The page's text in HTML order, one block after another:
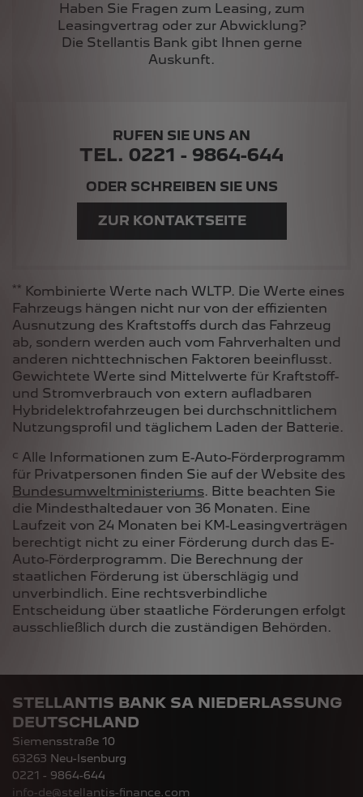
Haben Sie Fragen zum Leasing, zum
Leasingvertrag oder zur Abwicklung?
Die Stellantis Bank gibt Ihnen gerne
Auskunft.
RUFEN SIE UNS AN
TEL. 0221 - 9864-644
ODER SCHREIBEN SIE UNS
ZUR KONTAKTSEITE
** Kombinierte Werte nach WLTP. Die Werte eines
Fahrzeugs hängen nicht nur von der effizienten
Ausnutzung des Kraftstoffs durch das Fahrzeug
ab, sondern werden auch vom Fahrverhalten und
anderen nichttechnischen Faktoren beeinflusst.
Gewichtete Werte sind Mittelwerte für Kraftstoff-
und Stromverbrauch von extern aufladbaren
Hybridelektrofahrzeugen bei durchschnittlichem
Nutzungsprofil und täglichem Laden der Batterie.
c Alle Informationen zum E-Auto-Förderprogramm
für Privatpersonen finden Sie auf der Website des
Bundesumweltministeriums. Bitte beachten Sie
die Mindesthaltedauer von 36 Monaten. Eine
Laufzeit von 24 Monaten bei KM-Leasingverträgen
berechtigt nicht zu einer Förderung durch das E-
Auto-Förderprogramm. Die Berechnung der
staatlichen Förderung ist überschlägig und
unverbindlich. Eine rechtsverbindliche
Entscheidung über staatliche Förderungen erfolgt
ausschließlich durch die zuständigen Behörden.
STELLANTIS BANK SA NIEDERLASSUNG
DEUTSCHLAND
Siemensstraße 10
63263 Neu-Isenburg
0221 - 9864-644
info-de@stellantis-finance.com